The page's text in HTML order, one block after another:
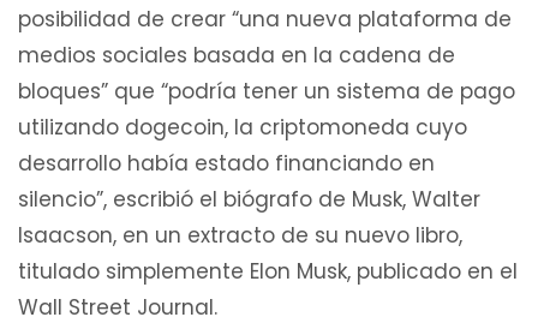
posibilidad de crear “una nueva plataforma de
medios sociales basada en la cadena de
bloques” que “podría tener un sistema de pago
utilizando dogecoin, la criptomoneda cuyo
desarrollo había estado financiando en
silencio”, escribió el biógrafo de Musk, Walter
Isaacson, en un extracto de su nuevo libro,
titulado simplemente Elon Musk, publicado en el
Wall Street Journal.